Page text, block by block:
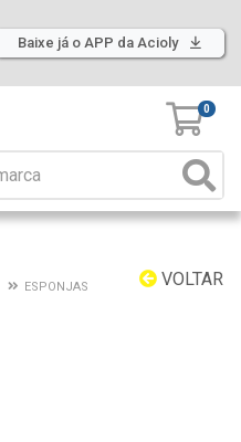
Baixe já o APP da Acioly
0
VOLTAR
ESPONJAS